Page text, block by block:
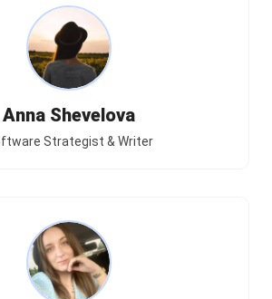
Anna Shevelova
Strategist & Writer